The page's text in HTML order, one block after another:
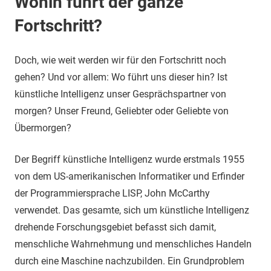
Fortschritt?
Doch, wie weit werden wir für den Fortschritt noch
gehen? Und vor allem: Wo führt uns dieser hin? Ist
künstliche Intelligenz unser Gesprächspartner von
morgen? Unser Freund, Geliebter oder Geliebte von
Übermorgen?
Der Begriff künstliche Intelligenz wurde erstmals 1955
von dem US-amerikanischen Informatiker und Erfinder
der Programmiersprache LISP, John McCarthy
verwendet. Das gesamte, sich um künstliche Intelligenz
drehende Forschungsgebiet befasst sich damit,
menschliche Wahrnehmung und menschliches Handeln
durch eine Maschine nachzubilden. Ein Grundproblem